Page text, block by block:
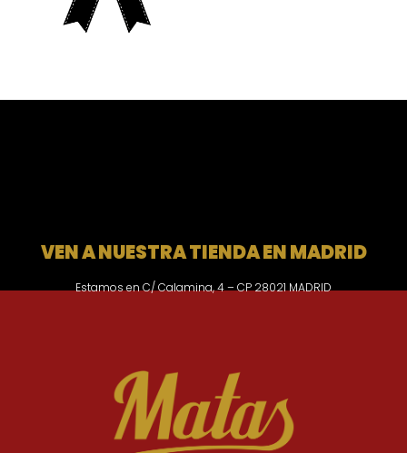
VEN A NUESTRA TIENDA EN MADRID
Estamos en C/ Calamina, 4 – CP 28021 MADRID